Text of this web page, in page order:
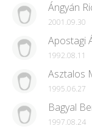
Ángyán
2001.09.30
Apostagi
1992.08.11
Asztalos
1995.06.27
Bagyal
1997.08.24